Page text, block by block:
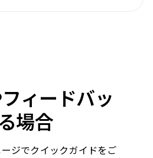
ィードバッ
場合
ジでクイックガイドをご